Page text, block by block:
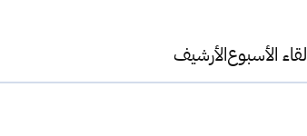
لقاء الأسبوعالأرشيف